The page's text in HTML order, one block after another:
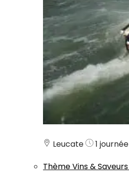
Leucate
1 journée
ThèmeVins & Saveurs